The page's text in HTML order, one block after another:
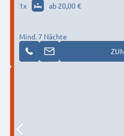
1x ab 20,00 €
Mind. 7 Nächte